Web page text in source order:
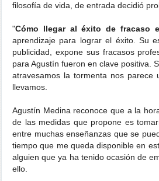
filosofía de vida, de entrada decidió
"Cómo llegar al éxito de fracaso
aprendizaje para lograr el éxito. Su
publicidad, expone sus fracasos
para Agustín fueron en clave positiva.
atravesamos la tormenta nos
llevamos.
Agustín Medina reconoce que a la
de las medidas que propone es
entre muchas enseñanzas que se
tiempo que me queda disponible en
alguien que ya ha tenido ocasión de
ello.